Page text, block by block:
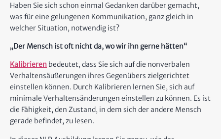
Haben Sie sich schon einmal Gedanken darüber gemacht,
was für eine gelungenen Kommunikation, ganz gleich in
welcher Situation, notwendig ist?
„Der Mensch ist oft nicht da, wo wir ihn gerne hätten“
Kalibrieren bedeutet, dass Sie sich auf die nonverbalen
Verhaltensäußerungen ihres Gegenübers zielgerichtet
einstellen können. Durch Kalibrieren lernen Sie, sich auf
minimale Verhaltensänderungen einstellen zu können. Es ist
die Fähigkeit, den Zustand, in dem sich der andere Mensch
gerade befindet, zu lesen.